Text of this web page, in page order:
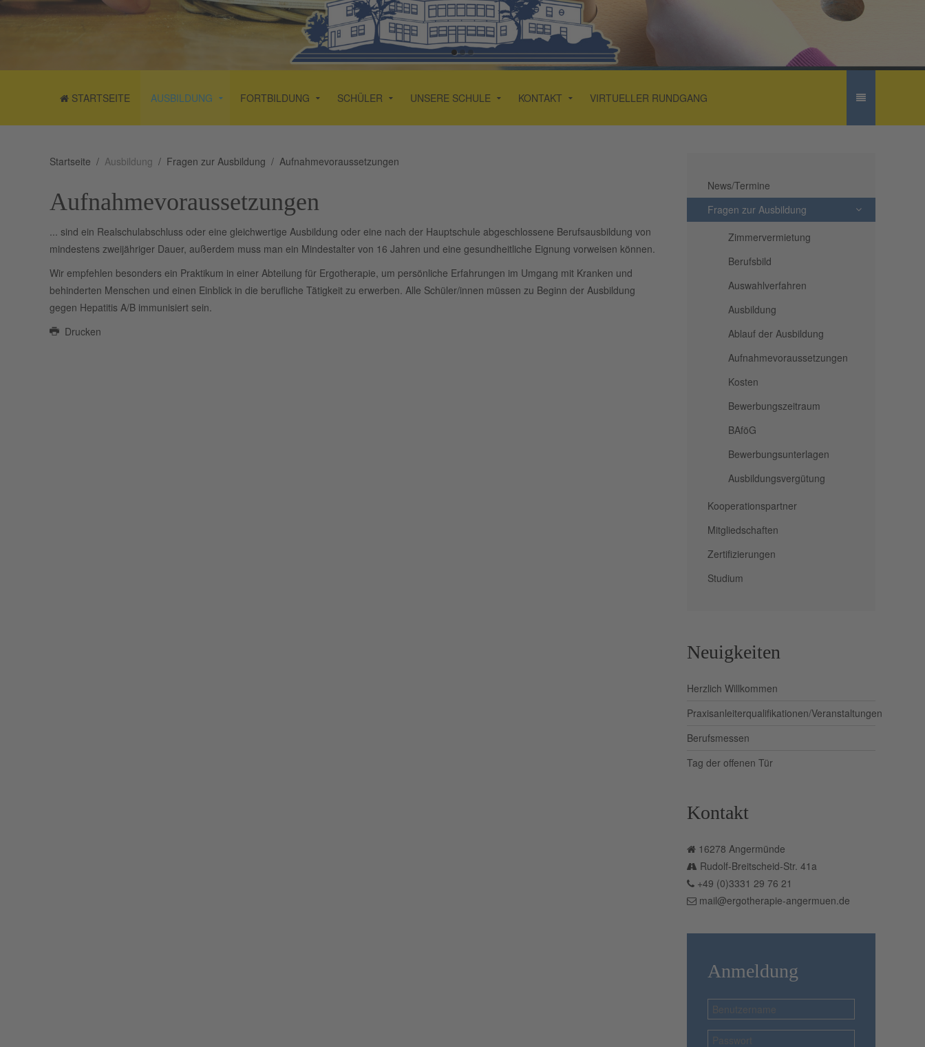
STARTSEITE AUSBILDUNG FORTBILDUNG SCHÜLER UNSERE SCHULE KONTAKT VIRTUELLER RUNDGANG
Startseite Ausbildung Fragen zur Ausbildung Aufnahmevoraussetzungen
Aufnahmevoraussetzungen
... sind ein Realschulabschluss oder eine gleichwertige Ausbildung oder eine nach der Hauptschule abgeschlossene Berufsausbildung von
mindestens zweijähriger Dauer, außerdem muss man ein Mindestalter von 16 Jahren und eine gesundheitliche Eignung vorweisen können.
Wir empfehlen besonders ein Praktikum in einer Abteilung für Ergotherapie, um persönliche Erfahrungen im Umgang mit Kranken und
behinderten Menschen und einen Einblick in die berufliche Tätigkeit zu erwerben. Alle Schüler/innen müssen zu Beginn der Ausbildung
gegen Hepatitis A/B immunisiert sein.
Drucken
News/Termine
Fragen zur Ausbildung
Zimmervermietung
Berufsbild
Auswahlverfahren
Ausbildung
Ablauf der Ausbildung
Aufnahmevoraussetzungen
Kosten
Bewerbungszeitraum
BAföG
Bewerbungsunterlagen
Ausbildungsvergütung
Kooperationspartner
Mitgliedschaften
Zertifizierungen
Studium
Neuigkeiten
Herzlich Willkommen
Praxisanleiterqualifikationen/Veranstaltungen
Berufsmessen
Tag der offenen Tür
Kontakt
16278 Angermünde
Rudolf-Breitscheid-Str. 41a
+49 (0)3331 29 76 21
mail@ergotherapie-angermuen.de
Anmeldung